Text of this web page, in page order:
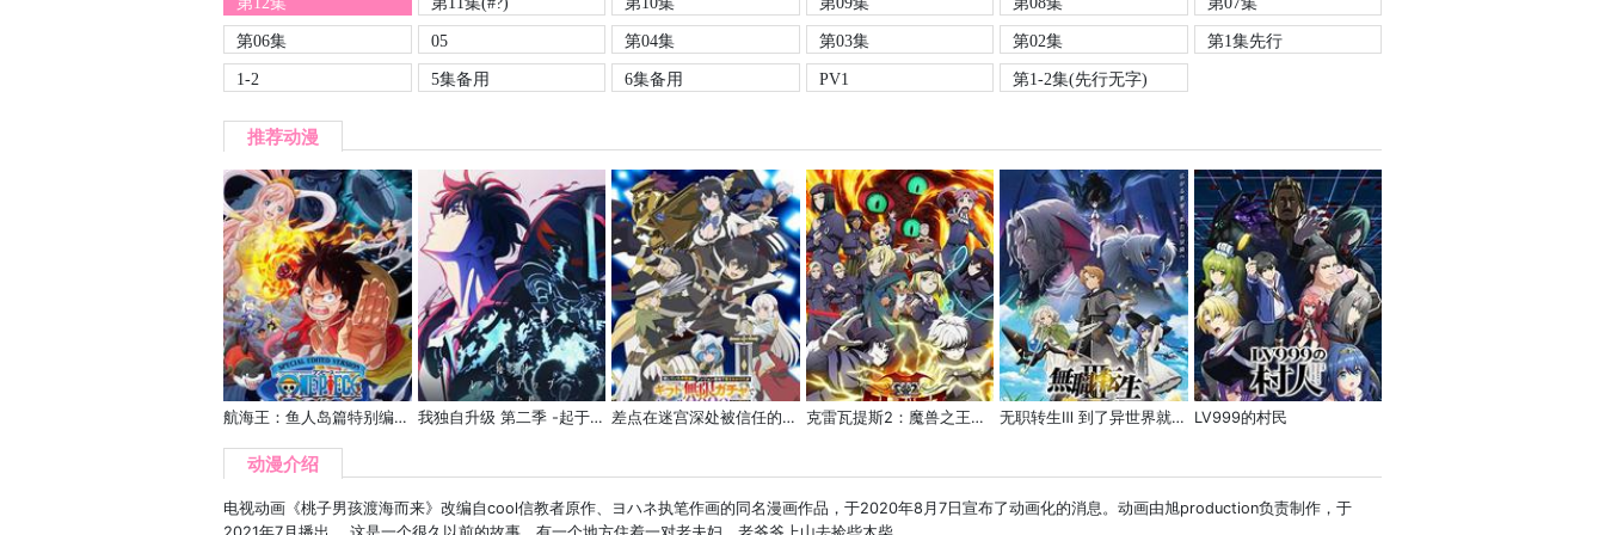
第06集
05 第04集 第03集 第02集
第1集先行
1-2
5集备用 6集备用 PV1 第1-2集(先行无字)
推荐动漫
航海王：鱼人岛篇特别编辑版 我独自升级 第二季 -起于暗影- 差点在迷宫深处被信任的伙伴杀掉，但靠着天赐技能「无限扭蛋」获得等级9999的伙伴，我要向前队友和世界展开复仇&「给他们好看！」 克雷瓦提斯2：魔兽之王与虚伪的勇者传承 无职转生Ⅲ 到了异世界就拿出真本事 LV999的村民
动漫介绍
电视动画《桃子男孩渡海而来》改编自cool信教者原作、ヨハネ执笔作画的同名漫画作品，于2020年8月7日宣布了动画化的消息。动画由旭production负责制作，于